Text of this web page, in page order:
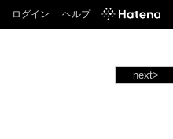
ログイン ヘルプ
next>